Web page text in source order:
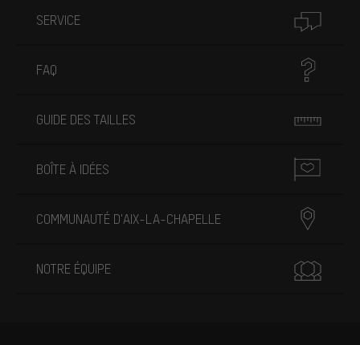
SERVICE
FAQ
GUIDE DES TAILLES
BOÎTE À IDÉES
COMMUNAUTÉ D'AIX-LA-CHAPELLE
NOTRE ÉQUIPE